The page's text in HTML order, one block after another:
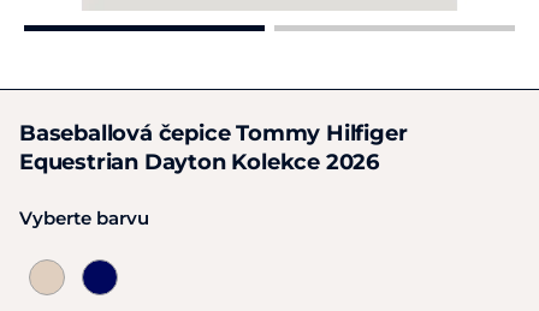
Baseballová čepice Tommy Hilfiger
Equestrian Dayton Kolekce 2026
Vyberte barvu